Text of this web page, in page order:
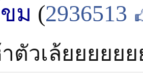
ม (2936513
ตัวเล้ยยยยย